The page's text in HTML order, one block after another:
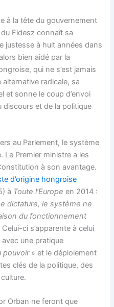
à la tête du gouvernement
Fidesz connaît sa
justesse à huit années dans
bien aidé par la
qui ne s’est jamais
radicale, sa
et sonne le coup d’envoi
discours et de la politique
au Parlement, le système
Le Premier ministre a les
à son avantage.
d’origine hongroise
à Toute l’Europeen 2014 :
dictature, le système ne
du fonctionnement
Celui-ci s’apparente à celui
une pratique
pouvoir» et le déploiement
clés de la politique, des
Orban ne feront que